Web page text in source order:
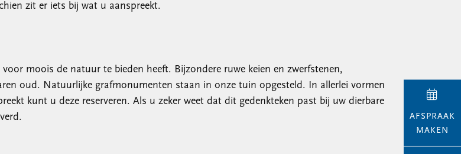
zit er iets bij wat u aanspreekt.
moois de natuur te bieden heeft. Bijzondere ruwe keien en zwerfstenen,
oud. Natuurlijke grafmonumenten staan in onze tuin opgesteld. In allerlei vormen
kunt u deze reserveren. Als u zeker weet dat dit gedenkteken past bij uw dierbare
AFSPRAAK
MAKEN